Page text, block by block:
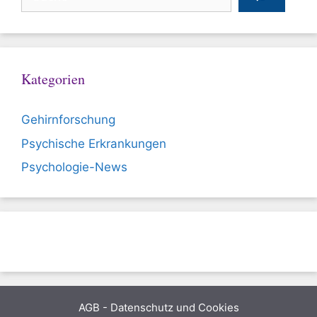
Kategorien
Gehirnforschung
Psychische Erkrankungen
Psychologie-News
AGB - Datenschutz und Cookies